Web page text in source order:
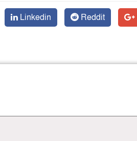
Linkedin Reddit